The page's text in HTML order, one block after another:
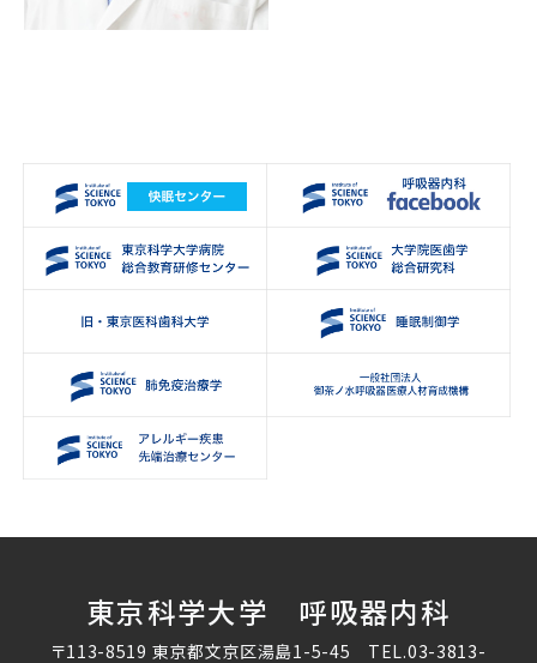
東京科学大学 呼吸器内科
〒113-8519 東京都文京区湯島1-5-45 TEL.03-3813-